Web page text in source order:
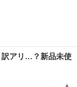
アリ…？新品未使